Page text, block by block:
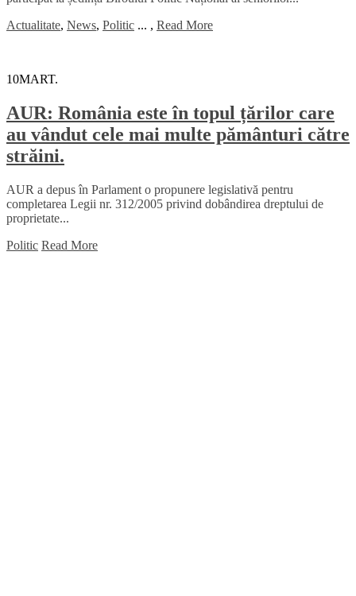
Actualitate, News, Politic ... , Read More
10MART.
AUR: România este în topul țărilor care
au vândut cele mai multe pământuri către
străini.
AUR a depus în Parlament o propunere legislativă pentru
completarea Legii nr. 312/2005 privind dobândirea dreptului de
proprietate...
Politic Read More